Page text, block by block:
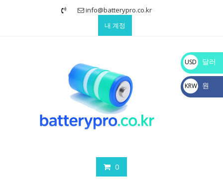
info@batterypro.co.kr
내 계정
0
USD
$
달러
KRW
₩
원